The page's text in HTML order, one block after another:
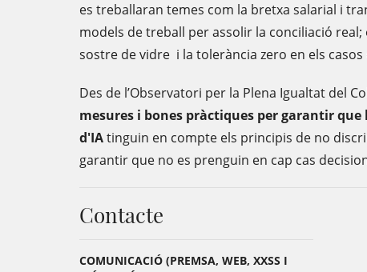
es treballaran temes com la bretxa salarial i
models de treball per assolir la conciliació
sostre de vidre i la tolerància zero en els casos
Des de l’Observatori per la Plena Igualtat del
mesures i bones pràctiques per garantir
d'IAtinguin en compte els principis de no
garantir que no es prenguin en cap cas
Contacte
COMUNICACIÓ (PREMSA, WEB, XXSS I